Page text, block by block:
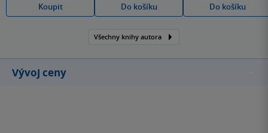
Koupit
Do košíku
Do košíku
Všechny knihy autora
Vývoj ceny